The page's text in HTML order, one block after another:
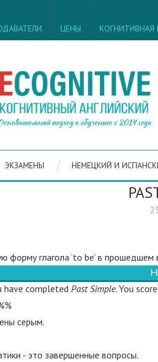
ЦЕНЫ
ЭКЗАМЕНЫ НЕМЕЦКИЙ И
форму глагола ‘to be’ в
have completed Past Simple. You
серым.
- это завершенные вопросы.